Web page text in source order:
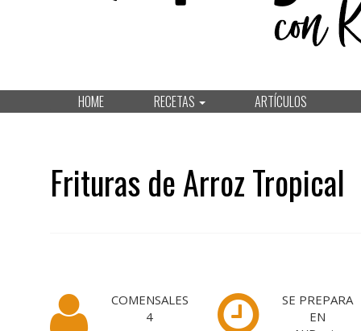
HOME RECETAS ARTÍCULOS
Frituras de Arroz Tropical
COMENSALES
4
SE PREPARA
EN